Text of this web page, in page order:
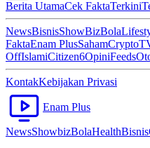
Berita UtamaCek FaktaTerkini
NewsBisnisShowBizBola
FaktaEnam PlusSahamCrypto
OffIslamiCitizen6OpiniFeeds
KontakKebijakan Privasi
Enam Plus
NewsShowbizBolaHealthBisnis